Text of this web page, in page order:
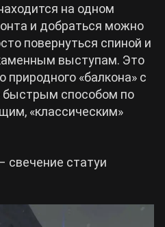
на одном
и добраться можно
повернуться спиной и
выступам. Это
природного «балкона» с
быстрым способом по
«классическим»
свечение статуи